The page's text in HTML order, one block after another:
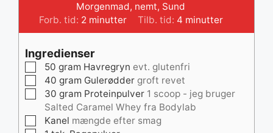
Morgenmad, nemt, Sund
Forb. tid: 2minutter
minutter Tilb. tid: 4 minutter
minutter
Ingredienser
▢
50 gram Havregryn evt. glutenfri
▢
40 gram Gulerødder groft revet
▢
30 gram Proteinpulver 1 scoop - jeg bruger
Salted Caramel Whey fra Bodylab
▢
Kanel mængde efter smag